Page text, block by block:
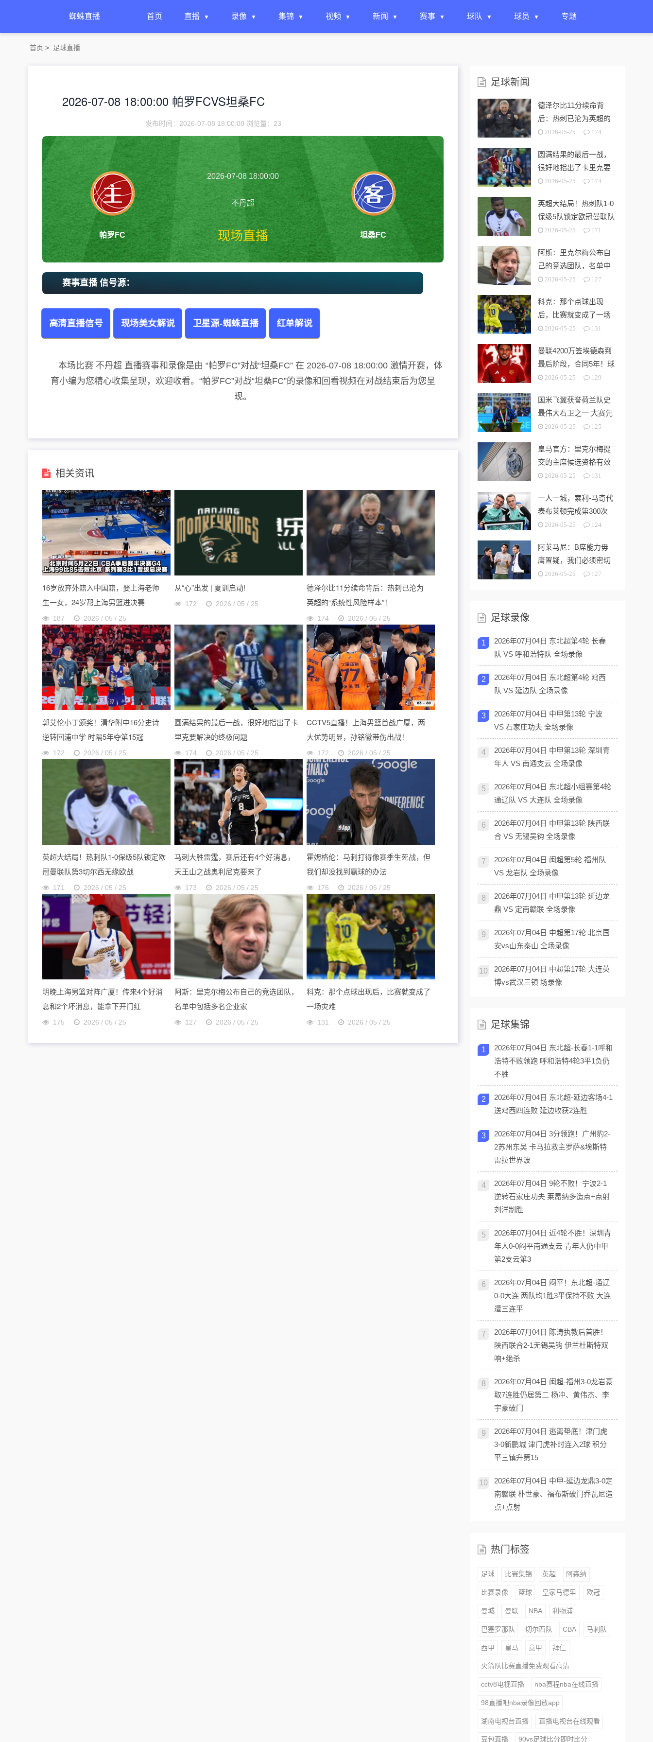
蜘蛛直播 首页 直播 录像 集锦 视频 新闻 赛事 球队 球员 专题
首页 > 足球直播
2026-07-08 18:00:00 帕罗FCVS坦桑FC
发布时间：2026-07-08 18:00:00 浏览量： 23
帕罗FC
2026-07-08 18:00:00
不丹超
现场直播 坦桑FC
赛事直播 信号源：
高清直播信号 现场美女解说 卫星源-蜘蛛直播 红单解说
本场比赛 不丹超 直播赛事和录像是由 “帕罗FC”对战“坦桑FC” 在 2026-07-08 18:00:00 激情开赛，体
育小编为您精心收集呈现，欢迎收看。“帕罗FC”对战“坦桑FC”的录像和回看视频在对战结束后为您呈
现。
相关资讯
16岁放弃外籍入中国籍，娶上海老师
生一女，24岁帮上海男篮进决赛
187 2026 / 05 / 25
从“心”出发 | 夏训启动!
172 2026 / 05 / 25
德泽尔比11分续命背后：热刺已沦为
英超的“系统性风险样本”！
174 2026 / 05 / 25
郭艾伦小丁颁奖！清华附中16分史诗
逆转回浦中学 时隔5年夺第15冠
172 2026 / 05 / 25
圆满结果的最后一战，很好地指出了卡
里克要解决的终极问题
174 2026 / 05 / 25
CCTV5直播！上海男篮首战广厦，两
大优势明显，孙铭徽带伤出战！
172 2026 / 05 / 25
英超大结局！热刺队1-0保级5队锁定欧
冠曼联队第3切尔西无缘欧战
171 2026 / 05 / 25
马刺大胜雷霆，赛后还有4个好消息，
天王山之战奥利尼克要来了
173 2026 / 05 / 25
霍姆格伦：马刺打得像赛季生死战，但
我们却没找到赢球的办法
176 2026 / 05 / 25
明晚上海男篮对阵广厦！传来4个好消
息和2个坏消息，能拿下开门红
175 2026 / 05 / 25
阿斯：里克尔梅公布自己的竞选团队，
名单中包括多名企业家
127 2026 / 05 / 25
科克：那个点球出现后，比赛就变成了
一场灾难
131 2026 / 05 / 25
足球新闻
德泽尔比11分续命背
后：热刺已沦为英超的
“系统性风险样本”！
2026-05-25 174
圆满结果的最后一战，
很好地指出了卡里克要
解决的终极问题
2026-05-25 174
英超大结局！热刺队1-0
保级5队锁定欧冠曼联队
第3切尔西无缘欧战
2026-05-25 171
阿斯：里克尔梅公布自
己的竞选团队，名单中
包括多名企业家
2026-05-25 127
科克：那个点球出现
后，比赛就变成了一场
灾难
2026-05-25 131
曼联4200万签埃德森到
最后阶段，合同5年！球
员拒绝别队只等红魔
2026-05-25 129
国米飞翼获誉荷兰队史
最伟大右卫之一 大赛先
生能否比肩巴萨传奇
2026-05-25 125
皇马官方：里克尔梅提
交的主席候选资格有效
2026-05-25 131
一人一城，索利-马奇代
表布莱顿完成第300次
出场
2026-05-25 124
阿莱马尼：B席能力毋
庸置疑，我们必须密切
关注今夏市场动向
2026-05-25 127
足球录像
1
2026年07月04日 东北超第4轮 长春
队 VS 呼和浩特队 全场录像
2
2026年07月04日 东北超第4轮 鸡西
队 VS 延边队 全场录像
3
2026年07月04日 中甲第13轮 宁波
VS 石家庄功夫 全场录像
4
2026年07月04日 中甲第13轮 深圳青
年人 VS 南通支云 全场录像
5
2026年07月04日 东北超小组赛第4轮
通辽队 VS 大连队 全场录像
6
2026年07月04日 中甲第13轮 陕西联
合 VS 无锡吴钩 全场录像
7
2026年07月04日 闽超第5轮 福州队
VS 龙岩队 全场录像
8
2026年07月04日 中甲第13轮 延边龙
鼎 VS 定南赣联 全场录像
9
2026年07月04日 中超第17轮 北京国
安vs山东泰山 全场录像
10
2026年07月04日 中超第17轮 大连英
博vs武汉三镇 场录像
足球集锦
1
2026年07月04日 东北超-长春1-1呼和
浩特不败领跑 呼和浩特4轮3平1负仍
不胜
2
2026年07月04日 东北超-延边客场4-1
送鸡西四连败 延边收获2连胜
3
2026年07月04日 3分领跑！广州豹2-
2苏州东吴 卡马拉救主罗萨&埃斯特
雷拉世界波
4
2026年07月04日 9轮不败！宁波2-1
逆转石家庄功夫 莱昂纳多造点+点射
刘洋制胜
5
2026年07月04日 近4轮不胜！深圳青
年人0-0闷平南通支云 青年人仍中甲
第2支云第3
6
2026年07月04日 闷平！东北超-通辽
0-0大连 两队均1胜3平保持不败 大连
遭三连平
7
2026年07月04日 陈涛执教后首胜！
陕西联合2-1无锡吴钩 伊兰杜斯特双
响+绝杀
8
2026年07月04日 闽超-福州3-0龙岩豪
取7连胜仍居第二 杨冲、黄伟杰、李
宇豪破门
9
2026年07月04日 逃离垫底！津门虎
3-0新鹏城 津门虎补时连入2球 积分
平三镇升第15
10
2026年07月04日 中甲-延边龙鼎3-0定
南赣联 朴世豪、福布斯破门乔瓦尼造
点+点射
热门标签
足球 比赛集锦 英超 阿森纳
比赛录像 篮球 皇家马德里 欧冠
曼城 曼联 NBA 利物浦
巴塞罗那队 切尔西队 CBA 马刺队
西甲 皇马 意甲 拜仁
火箭队比赛直播免费观看高清
cctv8电视直播 nba赛程nba在线直播
98直播吧nba录像回放app
湖南电视台直播 直播电视台在线观看
豆包直播 90vs足球比分即时比分